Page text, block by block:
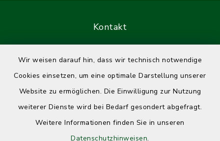
Wir weisen darauf hin, dass wir technisch notwendige
Cookies einsetzen, um eine optimale Darstellung unserer
Website zu ermöglichen. Die Einwilligung zur Nutzung
weiterer Dienste wird bei Bedarf gesondert abgefragt.
Weitere Informationen finden Sie in unseren
Datenschutzhinweisen.
Kontakt
Datenschutz
Impressum
Sitemap